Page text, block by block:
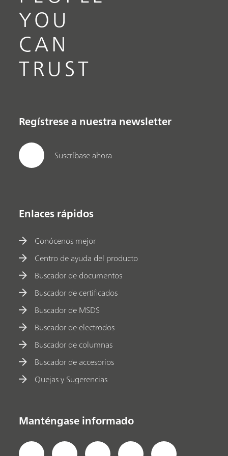
YOU
CAN
TRUST
Regístrese a nuestra newsletter
Suscríbase ahora
Enlaces rápidos
Conócenos mejor
Centro de ayuda del producto
Buscador de documentos
Buscador de certificados
Buscador de MSDS
Buscador de electrodos
Buscador de columnas
Buscador de accesorios
Quejas y Sugerencias
Manténgase informado